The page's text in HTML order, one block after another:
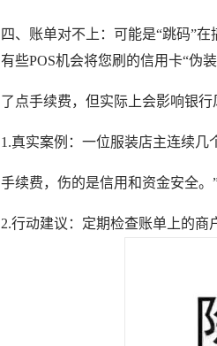
四、账单对不上：可能是“跳码”在
有些POS机会将您刷的信用卡“伪
了点手续费，但实际上会影响银
1.真实案例：一位服装店主连续几
手续费，伤的是信用和资金安全。
2.行动建议：定期检查账单上的商